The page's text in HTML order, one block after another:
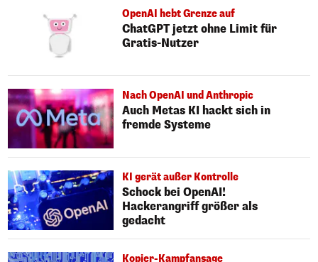
OpenAI hebt Grenze auf
ChatGPT jetzt ohne Limit für
Gratis-Nutzer
Nach OpenAI und Anthropic
Auch Metas KI hackt sich in
fremde Systeme
KI gerät außer Kontrolle
Schock bei OpenAI!
Hackerangriff größer als
gedacht
Kopier-Kampfansage